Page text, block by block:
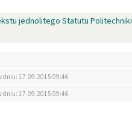
jednolitego Statutu Politechniki
dniu: 17.09.2015 09:46
dniu: 17.09.2015 09:46